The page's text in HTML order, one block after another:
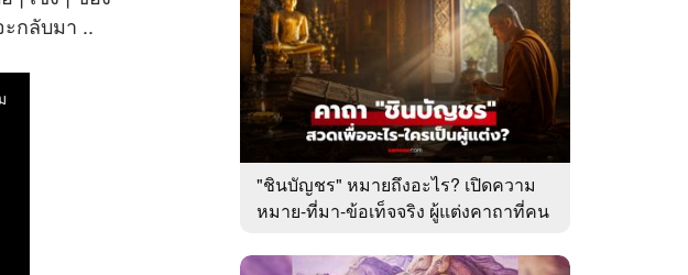
กลับมา ..
"ชินบัญชร" หมายถึงอะไร? เปิดความ
หมาย-ที่มา-ข้อเท็จจริง ผู้แต่งคาถาที่คน